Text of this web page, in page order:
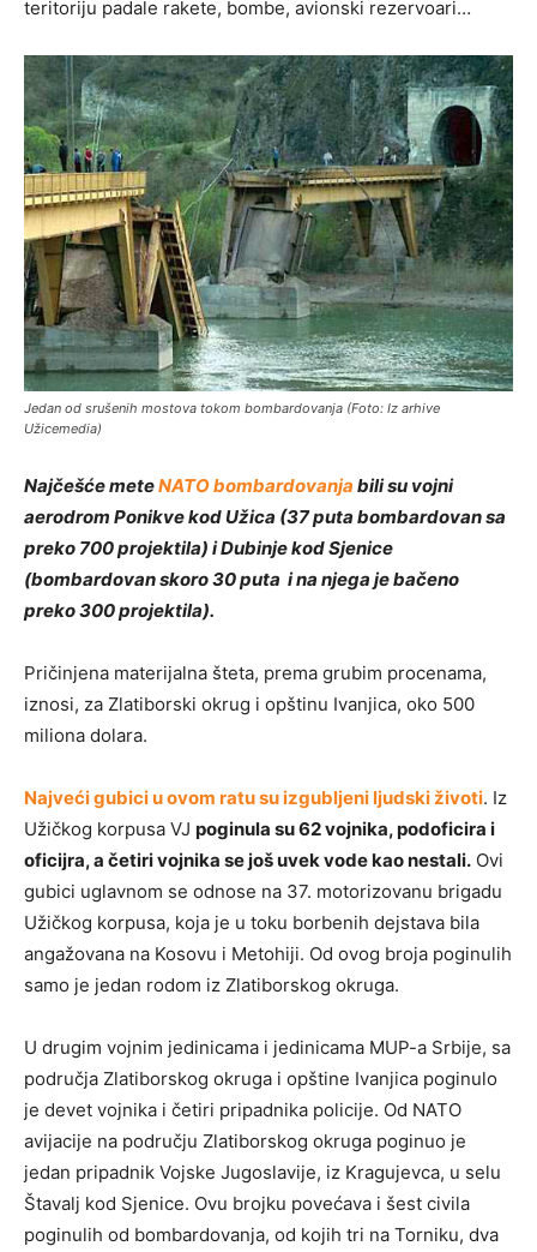
teritoriju padale rakete, bombe, avionski rezervoari…
Jedan od srušenih mostova tokom bombardovanja (Foto: Iz arhive
Užicemedia)
Najčešće meteNATO bombardovanja bili su vojni
aerodrom Ponikve kod Užica (37 puta bombardovan sa
preko 700 projektila) i Dubinje kod Sjenice
(bombardovan skoro 30 puta i na njega je bačeno
preko 300 projektila).
Pričinjena materijalna šteta, prema grubim procenama,
iznosi, za Zlatiborski okrug i opštinu Ivanjica, oko 500
miliona dolara.
Najveći gubici u ovom ratu su izgubljeni ljudski životi. Iz
Užičkog korpusa VJ poginula su 62 vojnika, podoficira i
oficijra, a četiri vojnika se još uvek vode kao nestali. Ovi
gubici uglavnom se odnose na 37. motorizovanu brigadu
Užičkog korpusa, koja je u toku borbenih dejstava bila
angažovana na Kosovu i Metohiji. Od ovog broja poginulih
samo je jedan rodom iz Zlatiborskog okruga.
U drugim vojnim jedinicama i jedinicama MUP-a Srbije, sa
područja Zlatiborskog okruga i opštine Ivanjica poginulo
je devet vojnika i četiri pripadnika policije. Od NATO
avijacije na području Zlatiborskog okruga poginuo je
jedan pripadnik Vojske Jugoslavije, iz Kragujevca, u selu
Štavalj kod Sjenice. Ovu brojku povećava i šest civila
poginulih od bombardovanja, od kojih tri na Torniku, dva